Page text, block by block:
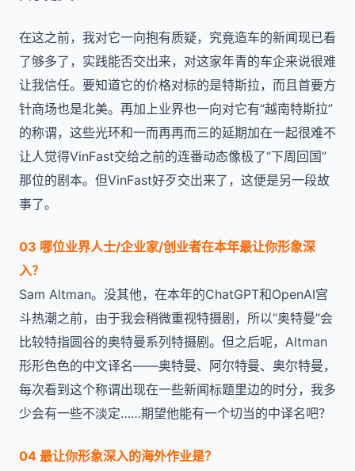
在这之前，我对它一向抱有质疑，究竟造车的新闻现已看
了够多了，实践能否交出来，对这家年青的车企来说很难
让我信任。要知道它的价格对标的是特斯拉，而且首要方
针商场也是北美。再加上业界也一向对它有“越南特斯拉”
的称谓，这些光环和一而再再而三的延期加在一起很难不
让人觉得VinFast交给之前的连番动态像极了“下周回国”
那位的剧本。但VinFast好歹交出来了，这便是另一段故
事了。
03 哪位业界人士/企业家/创业者在本年最让你形象深
入？
Sam Altman。没其他，在本年的ChatGPT和OpenAI宫
斗热潮之前，由于我会稍微重视特摄剧，所以“奥特曼”会
比较特指圆谷的奥特曼系列特摄剧。但之后呢，Altman
形形色色的中文译名——奥特曼、阿尔特曼、奥尔特曼，
每次看到这个称谓出现在一些新闻标题里边的时分，我多
少会有一些不淡定……期望他能有一个切当的中译名吧？
04 最让你形象深入的海外作业是？